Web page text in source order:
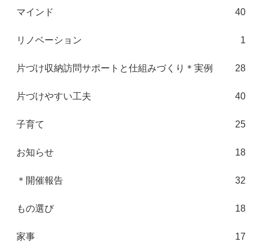
マインド 40
リノベーション 1
片づけ収納訪問サポートと仕組みづくり＊実例 28
片づけやすい工夫 40
子育て 25
お知らせ 18
＊開催報告 32
もの選び 18
家事 17